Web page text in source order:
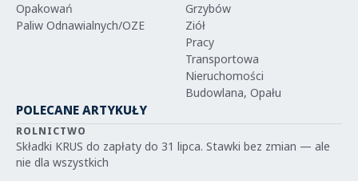
Opakowań
Paliw Odnawialnych/OZE
Grzybów
Ziół
Pracy
Transportowa
Nieruchomości
Budowlana, Opału
POLECANE ARTYKUŁY
ROLNICTWO
Składki KRUS do zapłaty do 31 lipca. Stawki bez zmian — ale
nie dla wszystkich